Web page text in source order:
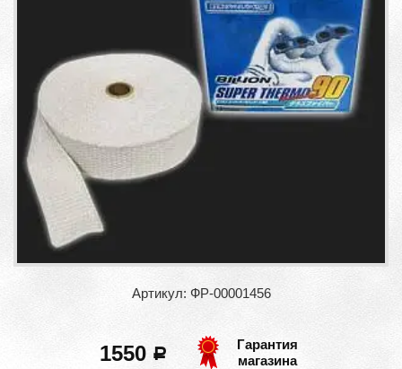
Артикул: ФР-00001456
1550 a
Гарантия
магазина